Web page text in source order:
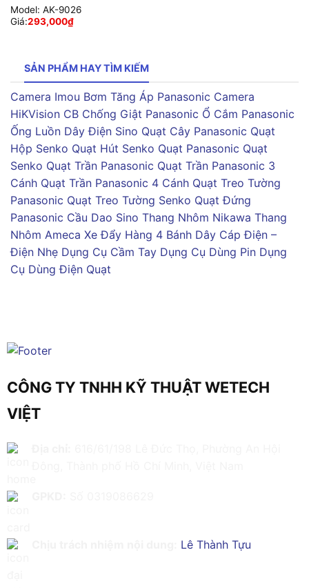
Model: AK-9026
Giá:293,000₫
SẢN PHẨM HAY TÌM KIẾM
Camera Imou Bơm Tăng Áp Panasonic Camera
HiKVision CB Chống Giật Panasonic Ổ Cắm Panasonic
Ống Luồn Dây Điện Sino Quạt Cây Panasonic Quạt
Hộp Senko Quạt Hút Senko Quạt Panasonic Quạt
Senko Quạt Trần Panasonic Quạt Trần Panasonic 3
Cánh Quạt Trần Panasonic 4 Cánh Quạt Treo Tường
Panasonic Quạt Treo Tường Senko Quạt Đứng
Panasonic Cầu Dao Sino Thang Nhôm Nikawa Thang
Nhôm Ameca Xe Đẩy Hàng 4 Bánh Dây Cáp Điện –
Điện Nhẹ Dụng Cụ Cầm Tay Dụng Cụ Dùng Pin Dụng
Cụ Dùng Điện Quạt
CÔNG TY TNHH KỸ THUẬT WETECH
VIỆT
Lê Thành Tựu